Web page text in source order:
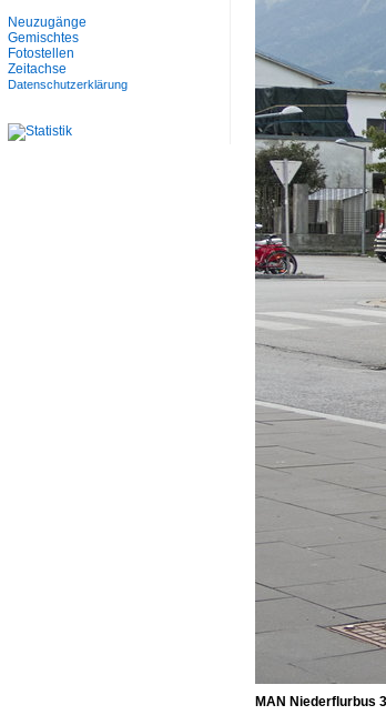
MAN Niederflurbus
Neuzugänge
Gemischtes
Fotostellen
Zeitachse
Datenschutzerklärung